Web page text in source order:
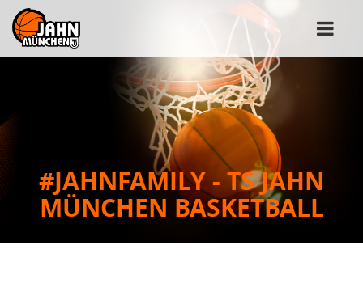
#JAHNFAMILY - TS JAHN
MÜNCHEN BASKETBALL